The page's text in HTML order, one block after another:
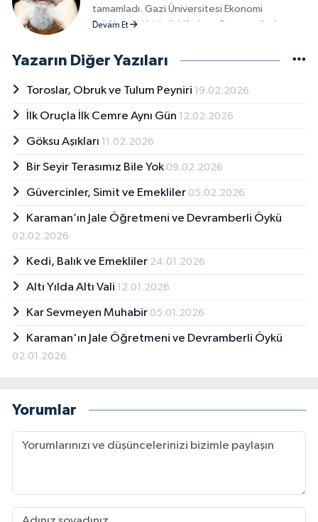
tamamladı. Gazi Üniversitesi Ekonomi
Fakültesi’ni bitirdi. Hürriyet Gazetesi’nde
Ankara Müdürlüğü ve idarecilik yaptı. Anadolu
Genel Müdür Yardımcısı, Haber Akademisi
Basın Kartı sahibi. Gazeteciler Cemiyeti üyesi.
hastalığından muzdarip. Evli, beş çocuk
Devam Et
Yazarın Diğer Yazıları
Toroslar, Obruk ve Tulum Peyniri 19.02.2026
İlk Oruçla İlk Cemre Aynı Gün 12.02.2026
Göksu Aşıkları 11.02.2026
Bir Seyir Terasımız Bile Yok 09.02.2026
Güvercinler, Simit ve Emekliler 05.02.2026
Karaman’ın Jale Öğretmeni ve Devramberli Öykü
02.02.2026
Kedi, Balık ve Emekliler 24.01.2026
Altı Yılda Altı Vali 12.01.2026
Kar Sevmeyen Muhabir 05.01.2026
Karaman'ın Jale Öğretmeni ve Devramberli Öykü
02.01.2026
Yorumlar